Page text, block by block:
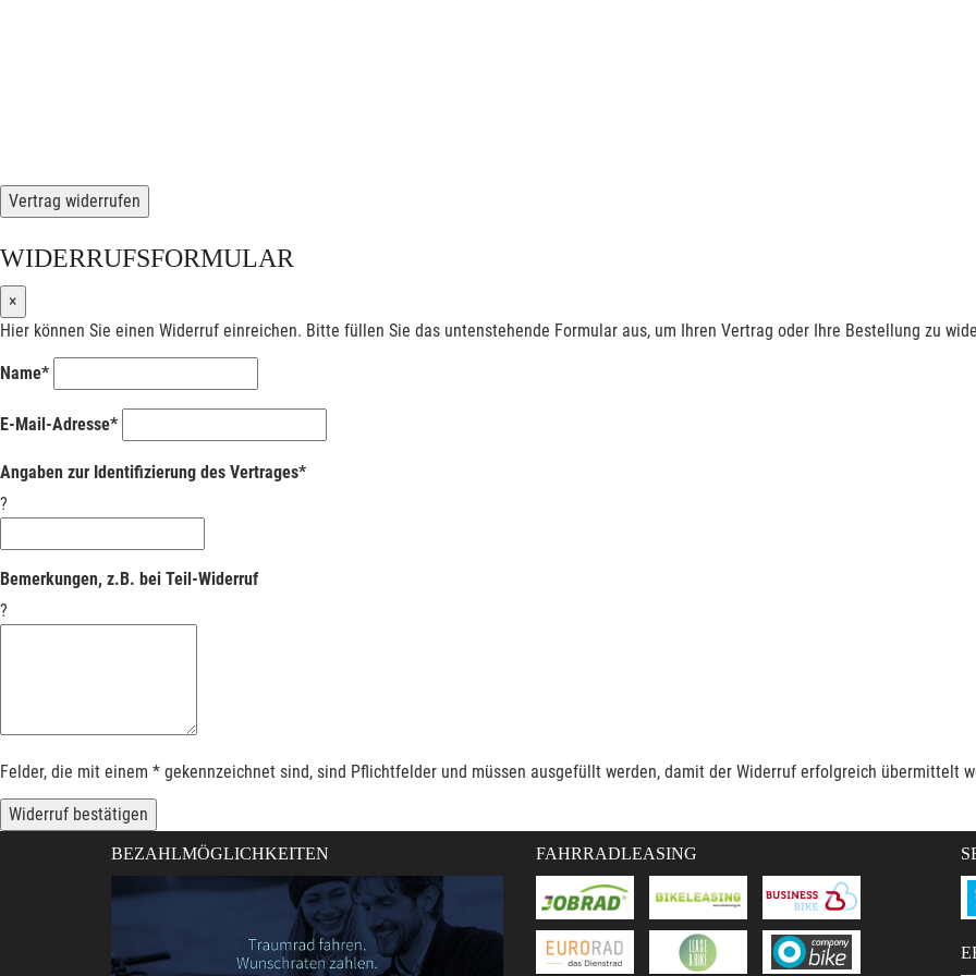
Vertrag widerrufen
WIDERRUFSFORMULAR
×
Hier können Sie einen Widerruf einreichen. Bitte füllen Sie das untenstehende Formular aus, um Ihren Vertrag oder Ihre Bestellung zu
Name*
E-Mail-Adresse*
Angaben zur Identifizierung des Vertrages*
?
Bemerkungen, z.B. bei Teil-Widerruf
?
Felder, die mit einem * gekennzeichnet sind, sind Pflichtfelder und müssen ausgefüllt werden, damit der Widerruf erfolgreich übermittelt
Widerruf bestätigen
BEZAHLMÖGLICHKEITEN FAHRRADLEASING